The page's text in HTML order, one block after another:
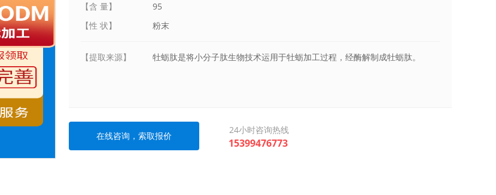
【含 量】
95
【性 状】
粉末
【提取来源】 牡蛎肽是将小分子肽生物技术运用于牡蛎加工过程，经酶解制成牡蛎肽。
在线咨询，索取报价
24小时咨询热线
15399476773